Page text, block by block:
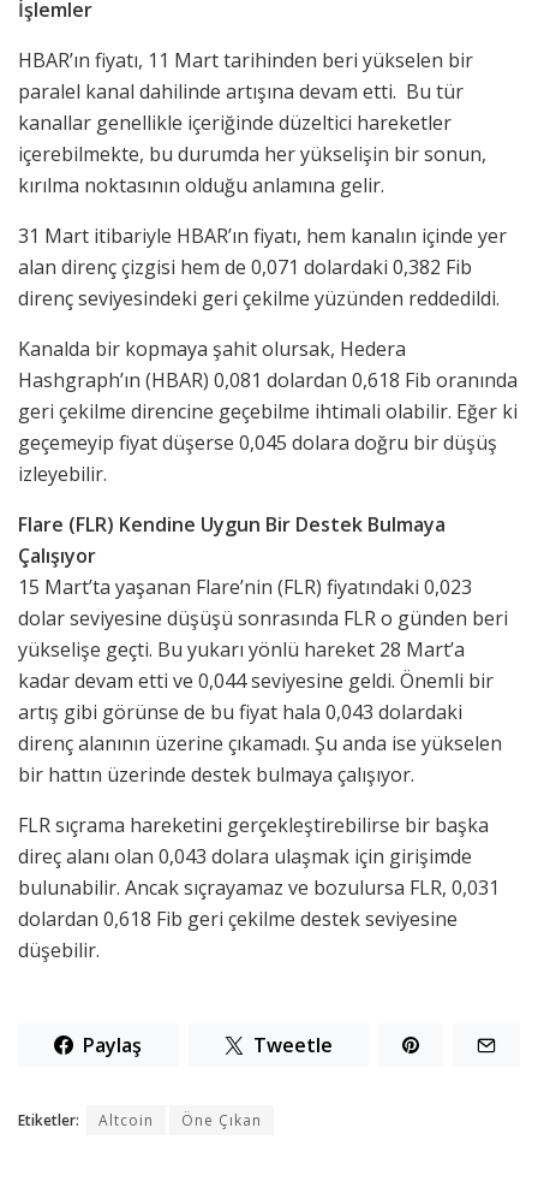
İşlemler
HBAR’ın fiyatı, 11 Mart tarihinden beri yükselen bir
paralel kanal dahilinde artışına devam etti. Bu tür
kanallar genellikle içeriğinde düzeltici hareketler
içerebilmekte, bu durumda her yükselişin bir sonun,
kırılma noktasının olduğu anlamına gelir.
31 Mart itibariyle HBAR’ın fiyatı, hem kanalın içinde yer
alan direnç çizgisi hem de 0,071 dolardaki 0,382 Fib
direnç seviyesindeki geri çekilme yüzünden reddedildi.
Kanalda bir kopmaya şahit olursak, Hedera
Hashgraph’ın (HBAR) 0,081 dolardan 0,618 Fib oranında
geri çekilme direncine geçebilme ihtimali olabilir. Eğer ki
geçemeyip fiyat düşerse 0,045 dolara doğru bir düşüş
izleyebilir.
Flare (FLR) Kendine Uygun Bir Destek Bulmaya
Çalışıyor
15 Mart’ta yaşanan Flare’nin (FLR) fiyatındaki 0,023
dolar seviyesine düşüşü sonrasında FLR o günden beri
yükselişe geçti. Bu yukarı yönlü hareket 28 Mart’a
kadar devam etti ve 0,044 seviyesine geldi. Önemli bir
artış gibi görünse de bu fiyat hala 0,043 dolardaki
direnç alanının üzerine çıkamadı. Şu anda ise yükselen
bir hattın üzerinde destek bulmaya çalışıyor.
FLR sıçrama hareketini gerçekleştirebilirse bir başka
direç alanı olan 0,043 dolara ulaşmak için girişimde
bulunabilir. Ancak sıçrayamaz ve bozulursa FLR, 0,031
dolardan 0,618 Fib geri çekilme destek seviyesine
düşebilir.
Paylaş Tweetle
Etiketler: Altcoin Öne Çıkan